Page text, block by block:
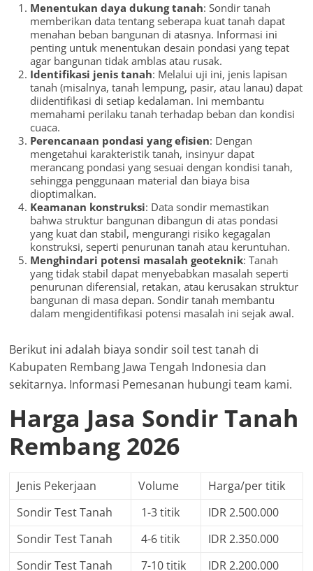
Menentukan daya dukung tanah: Sondir tanah
memberikan data tentang seberapa kuat tanah dapat
menahan beban bangunan di atasnya. Informasi ini
penting untuk menentukan desain pondasi yang tepat
agar bangunan tidak amblas atau rusak.
Identifikasi jenis tanah: Melalui uji ini, jenis lapisan
tanah (misalnya, tanah lempung, pasir, atau lanau) dapat
diidentifikasi di setiap kedalaman. Ini membantu
memahami perilaku tanah terhadap beban dan kondisi
cuaca.
Perencanaan pondasi yang efisien: Dengan
mengetahui karakteristik tanah, insinyur dapat
merancang pondasi yang sesuai dengan kondisi tanah,
sehingga penggunaan material dan biaya bisa
dioptimalkan.
Keamanan konstruksi: Data sondir memastikan
bahwa struktur bangunan dibangun di atas pondasi
yang kuat dan stabil, mengurangi risiko kegagalan
konstruksi, seperti penurunan tanah atau keruntuhan.
Menghindari potensi masalah geoteknik: Tanah
yang tidak stabil dapat menyebabkan masalah seperti
penurunan diferensial, retakan, atau kerusakan struktur
bangunan di masa depan. Sondir tanah membantu
dalam mengidentifikasi potensi masalah ini sejak awal.
Berikut ini adalah biaya sondir soil test tanah di
Kabupaten Rembang Jawa Tengah Indonesia dan
sekitarnya. Informasi Pemesanan hubungi team kami.
Harga Jasa Sondir Tanah
Rembang 2026
Jenis Pekerjaan Volume
Harga/per titik
Sondir Test Tanah
1-3 titik
IDR 2.500.000
Sondir Test Tanah
4-6 titik
IDR 2.350.000
Sondir Test Tanah
7-10 titik IDR 2.200.000